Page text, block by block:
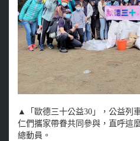
▲「歐德三十公益30」，公益列
仁們攜家帶眷共同參與，直呼這
總動員。